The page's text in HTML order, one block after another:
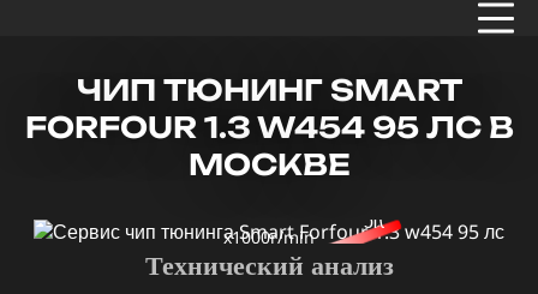
ЧИП ТЮНИНГ SMART
FORFOUR 1.3 W454 95 ЛС В
МОСКВЕ
x1000r/min
Технический анализ